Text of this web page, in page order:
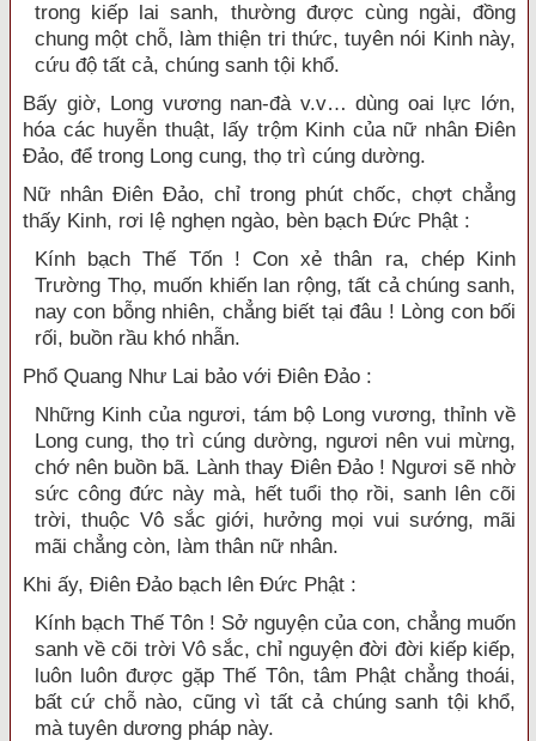
trong kiếp lai sanh, thường được cùng ngài, đồng
chung một chỗ, làm thiện tri thức, tuyên nói Kinh này,
cứu độ tất cả, chúng sanh tội khổ.
Bấy giờ, Long vương nan-đà v.v… dùng oai lực lớn,
hóa các huyễn thuật, lấy trộm Kinh của nữ nhân Điên
Đảo, để trong Long cung, thọ trì cúng dường.
Nữ nhân Điên Đảo, chỉ trong phút chốc, chợt chẳng
thấy Kinh, rơi lệ nghẹn ngào, bèn bạch Đức Phật :
Kính bạch Thế Tốn ! Con xẻ thân ra, chép Kinh
Trường Thọ, muốn khiến lan rộng, tất cả chúng sanh,
nay con bỗng nhiên, chẳng biết tại đâu ! Lòng con bối
rối, buồn rầu khó nhẫn.
Phổ Quang Như Lai bảo với Điên Đảo :
Những Kinh của ngươi, tám bộ Long vương, thỉnh về
Long cung, thọ trì cúng dường, ngươi nên vui mừng,
chớ nên buồn bã. Lành thay Điên Đảo ! Ngươi sẽ nhờ
sức công đức này mà, hết tuổi thọ rồi, sanh lên cõi
trời, thuộc Vô sắc giới, hưởng mọi vui sướng, mãi
mãi chẳng còn, làm thân nữ nhân.
Khi ấy, Điên Đảo bạch lên Đức Phật :
Kính bạch Thế Tôn ! Sở nguyện của con, chẳng muốn
sanh về cõi trời Vô sắc, chỉ nguyện đời đời kiếp kiếp,
luôn luôn được gặp Thế Tôn, tâm Phật chẳng thoái,
bất cứ chỗ nào, cũng vì tất cả chúng sanh tội khổ,
mà tuyên dương pháp này.